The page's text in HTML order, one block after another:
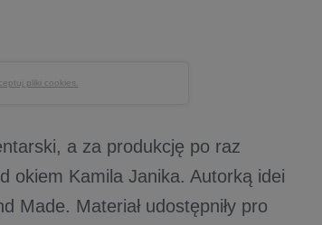
pliki cookies.
a za produkcję po raz
okiem Kamila Janika. Autorką idei
Made. Materiał udostępniły pro